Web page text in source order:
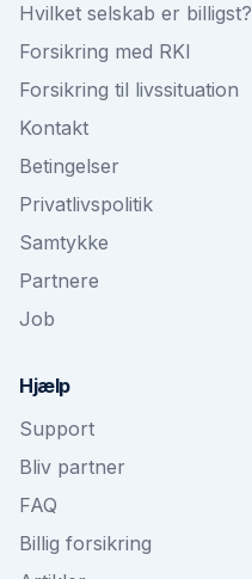
Hvilket selskab er billigst?
Forsikring med RKI
Forsikring til livssituation
Kontakt
Betingelser
Privatlivspolitik
Samtykke
Partnere
Job
Hjælp
Support
Bliv partner
FAQ
Billig forsikring